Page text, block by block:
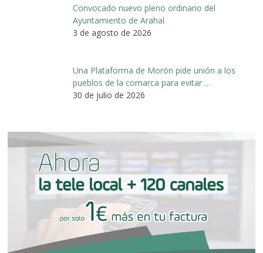
Convocado nuevo pleno ordinario del
Ayuntamiento de Arahal
3 de agosto de 2026
Una Plataforma de Morón pide unión a los
pueblos de la comarca para evitar …
30 de julio de 2026